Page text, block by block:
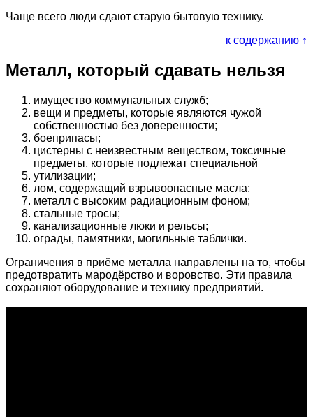
Чаще всего люди сдают старую бытовую технику.
к содержанию ↑
Металл, который сдавать нельзя
имущество коммунальных служб;
вещи и предметы, которые являются чужой
собственностью без доверенности;
боеприпасы;
цистерны с неизвестным веществом, токсичные
предметы, которые подлежат специальной
утилизации;
лом, содержащий взрывоопасные масла;
металл с высоким радиационным фоном;
стальные тросы;
канализационные люки и рельсы;
ограды, памятники, могильные таблички.
Ограничения в приёме металла направлены на то, чтобы
предотвратить мародёрство и воровство. Эти правила
сохраняют оборудование и технику предприятий.